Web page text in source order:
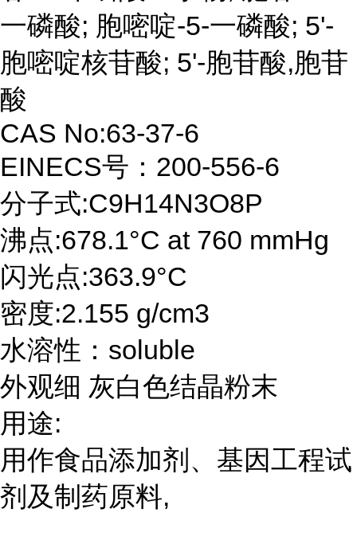
一磷酸; 胞嘧啶-5-一磷酸; 5'-
胞嘧啶核苷酸; 5'-胞苷酸,胞苷
酸
CAS No:63-37-6
EINECS号：200-556-6
分子式:C9H14N3O8P
沸点:678.1°C at 760 mmHg
闪光点:363.9°C
密度:2.155 g/cm3
水溶性：soluble
外观细 灰白色结晶粉末
用途:
用作食品添加剂、基因工程试
剂及制药原料,